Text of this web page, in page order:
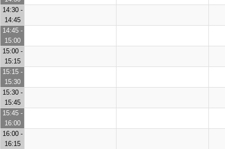
14:30 -
14:45
14:45 -
15:00
15:00 -
15:15
15:15 -
15:30
15:30 -
15:45
15:45 -
16:00
16:00 -
16:15